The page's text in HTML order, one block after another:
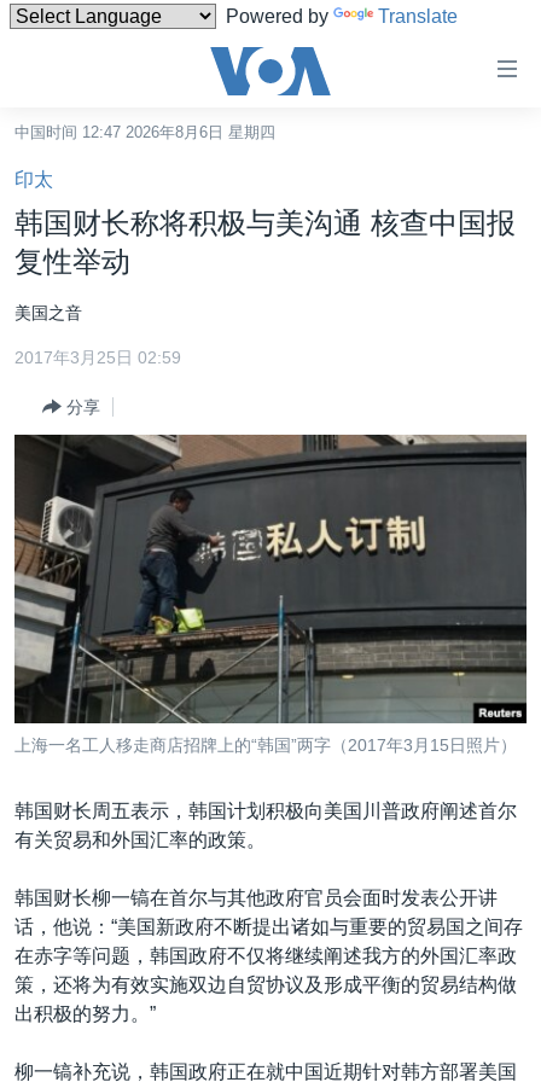
Powered by Translate
碍
链
接
跳
内
容
到
跳
转
到
检
中国
最新国际新闻
印太
中东
欧洲
非洲
美洲
全球议题
分类新闻
经济·金融·贸易
人权·法律·宗教
科教·文娱·体健
军事
劳工
环境
美中关系
热点专题
白宫要闻
国会报道
美中关系
美国建国250周年
埃博拉疫情
重要讲话与声明
台海两岸关系
南中国海争端
关注西藏
关注新疆
GEN Z 看美国
VOA视频
VOA今日焦点
中文广播
关注我们
中国时间 12:47 2026年8月6日 星期四
印太
韩国财长称将积极与美沟通 核查中国报
复性举动
美国之音
2017年3月25日 02:59
分享
上海一名工人移走商店招牌上的“韩国”两字（2017年3月15日照片）
韩国财长周五表示，韩国计划积极向美国川普政府阐述首尔
有关贸易和外国汇率的政策。
韩国财长柳一镐在首尔与其他政府官员会面时发表公开讲
话，他说：“美国新政府不断提出诸如与重要的贸易国之间存
在赤字等问题，韩国政府不仅将继续阐述我方的外国汇率政
策，还将为有效实施双边自贸协议及形成平衡的贸易结构做
出积极的努力。”
柳一镐补充说，韩国政府正在就中国近期针对韩方部署美国